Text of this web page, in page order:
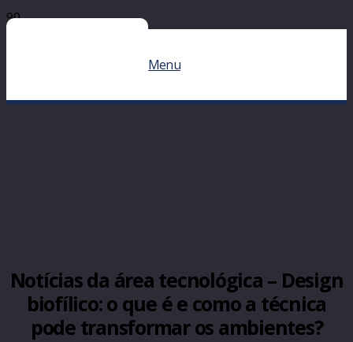
Menu
Notícias da área tecnológica – Design
biofílico: o que é e como a técnica
pode transformar os ambientes?